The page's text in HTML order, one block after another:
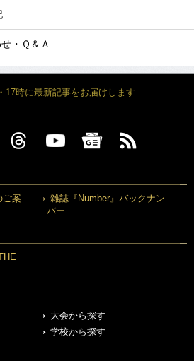
・Ｑ＆Ａ
17時に最新記事をお届けします
ご案
雑誌『Number』バックナン
バー
大会から探す
学校から探す